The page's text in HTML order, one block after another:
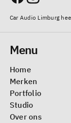
Car Audio Limburg
Menu
Home
Merken
Portfolio
Studio
Over ons